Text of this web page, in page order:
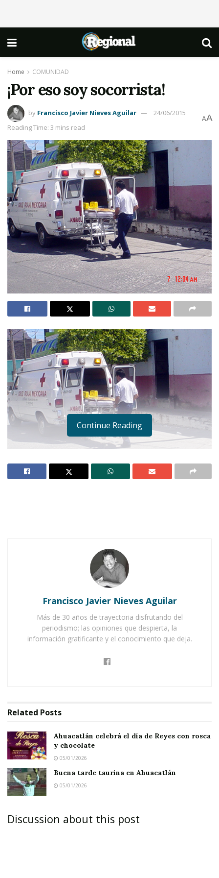
Home COMUNIDAD
¡Por eso soy socorrista!
by Francisco Javier Nieves Aguilar
24/06/2015
Reading Time: 3 mins read
AA
Ahuacatlán celebrá el día de Reyes con rosca y
Buena tarde taurina en Ahuacatlán
Continue Reading
Francisco Javier Nieves Aguilar
Más de 30 años de trayectoria disfrutando del
periodismo; las opiniones que despierta, la
información gratificante y el conocimiento que deja.
Related Posts
Ahuacatlán celebrá el día de Reyes con rosca
y chocolate
05/01/2026
Buena tarde taurina en Ahuacatlán
05/01/2026
Discussion about this post